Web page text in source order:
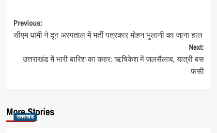
Post
navigation
Previous:
सीएम धामी ने दून अस्पताल में भर्ती पत्रकार मोहन भुलानी का जाना हाल
Next:
उत्तराखंड में भारी बारिश का कहर: ऋषिकेश में जलसैलाब, यात्री बस
फंसी
More Stories
उत्तराखंड